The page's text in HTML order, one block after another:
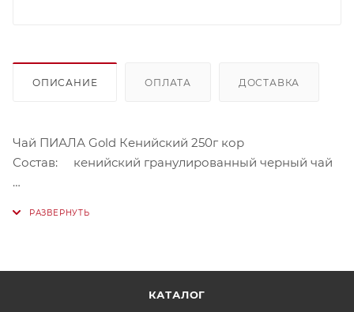
ОПИСАНИЕ ОПЛАТА ДОСТАВКА
Чай ПИАЛА Gold Кенийский 250г кор
Состав: кенийский гранулированный черный чай
КАТАЛОГ